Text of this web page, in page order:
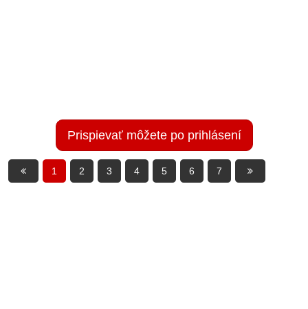
Prispievať môžete po prihlásení
1 2 3 4 5 6 7